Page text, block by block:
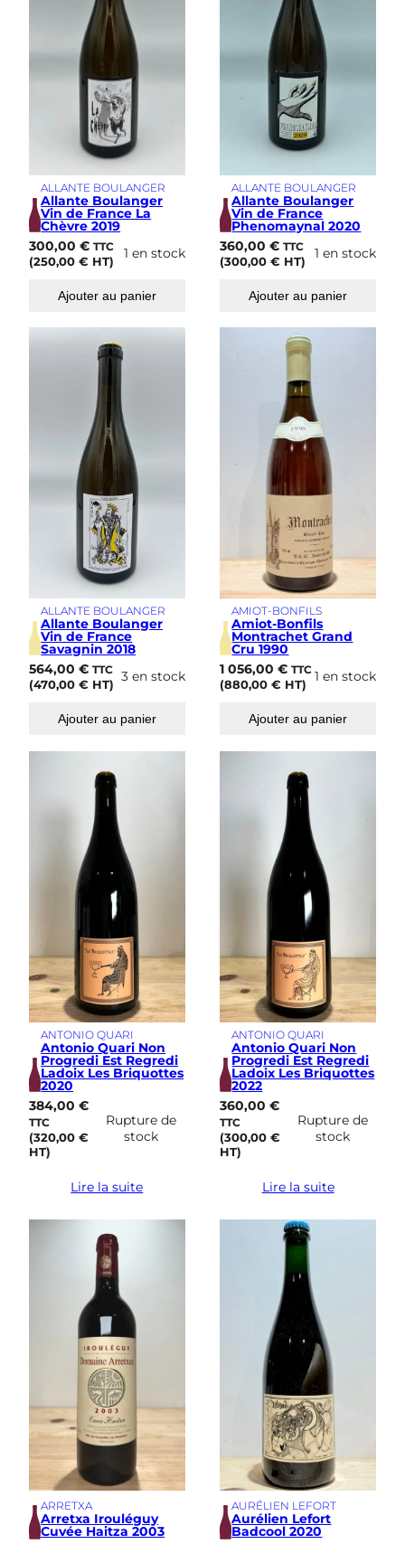
ALLANTE BOULANGER
Allante Boulanger
Vin de France La
Chèvre 2019
300,00€ TTC
(250,00€ HT) 1 en stock
Ajouter au panier
ALLANTE BOULANGER
Allante Boulanger
Vin de France
Phenomaynal 2020
360,00€ TTC
(300,00€ HT) 1 en stock
Ajouter au panier
ALLANTE BOULANGER
Allante Boulanger
Vin de France
Savagnin 2018
564,00€ TTC
(470,00€ HT) 3 en stock
Ajouter au panier
AMIOT-BONFILS
Amiot-Bonfils
Montrachet Grand
Cru 1990
1 056,00€ TTC
(880,00€ HT) 1 en stock
Ajouter au panier
ANTONIO QUARI
Antonio Quari Non
Progredi Est Regredi
Ladoix Les Briquottes
2020
384,00€
TTC
(320,00€
HT)
Rupture de
stock
Lire la suite
ANTONIO QUARI
Antonio Quari Non
Progredi Est Regredi
Ladoix Les Briquottes
2022
360,00€
TTC
(300,00€
HT)
Rupture de
stock
Lire la suite
ARRETXA
Arretxa Irouléguy
Cuvée Haitza 2003
AURÉLIEN LEFORT
Aurélien Lefort
Badcool 2020